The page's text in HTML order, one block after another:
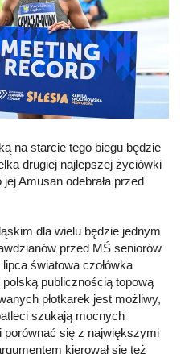
na starcie tego biegu będzie
drugiej najlepszej życiówki
jej Amusan odebrała przed
dla wielu będzie jednym
przed MŚ seniorów
światowa czołówka
publicznością topową
płotkarek jest możliwy,
szukają mocnych
porównać się z największymi
kierował się też